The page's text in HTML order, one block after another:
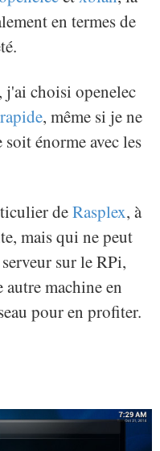
en termes de
j'ai choisi openelec
, même si je ne
énorme avec les
deRasplex, à
mais qui ne peut
sur le RPi,
machine en
pour en profiter.